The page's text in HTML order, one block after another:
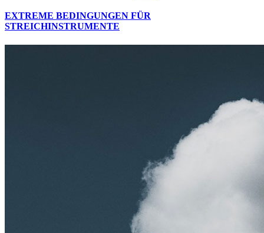
EXTREME BEDINGUNGEN FÜR
STREICHINSTRUMENTE